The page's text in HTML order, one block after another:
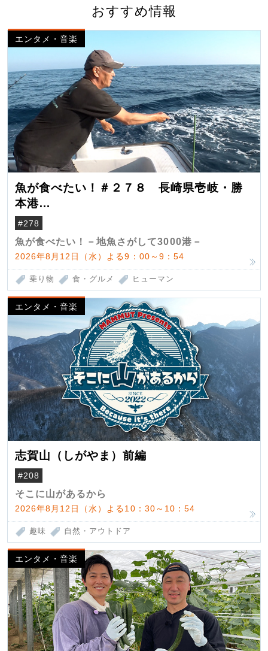
おすすめ情報
エンタメ・音楽
魚が食べたい！＃２７８ 長崎県壱岐・勝
本港
（クロマグロ）
#278
魚が食べたい！－地魚さがして3000港－
2026年8月12日（水）よる9：00～9：54
乗り物 食・グルメ ヒューマン
エンタメ・音楽
志賀山（しがやま）前編
#208
そこに山があるから
2026年8月12日（水）よる10：30～10：54
趣味 自然・アウトドア
エンタメ・音楽